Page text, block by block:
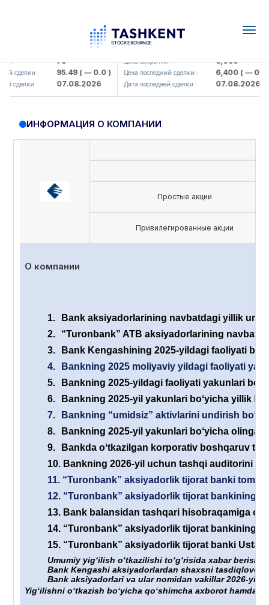
: 79
сделки : 95.49( — 0.0 )
сделки : 07.08.2026
UZMK (<O'zmetkombinat> AJ)
Цена закрытия : 6,099
Цена последний сделки : 6,400( — 0.0 )
Дата последней сделки : 07.08.2026
ИНФОРМАЦИЯ О КОМПАНИИ
Простые акции
Привилегированные акции
О компании
1.
Bank aksiyadorlarining navbatdagi yillik
2.
“Turonbank” ATB aksiyadorlarining
3.
Bank Kengashining 2025-yildagi faoliyati
4.
Bankning 2025 moliyaviy yildagi faoliyati
5.
Bankning 2025-yildagi faoliyati yakunlari
6.
Bankning 2025-yil yakunlari boʻyicha yillik
7.
Bankning “umidsiz” aktivlarini undirish
8.
Bankning 2025-yil yakunlari boʻyicha
9.
Bankda oʻtkazilgan korporativ boshqaruv
10. Bankning 2026-yil uchun tashqi auditorini
11. “Turonbank” aksiyadorlik tijorat banki
12. “Turonbank” aksiyadorlik tijorat bankining
13. Bank balansidan tashqari hisobraqamiga
14. “Turonbank” aksiyadorlik tijorat bankining
15. “Turonbank” aksiyadorlik tijorat banki
Umumiy yigʻilish oʻtkazilishi toʻgʻrisida xabar berish
Bank Kengashi aksiyadorlardan shaxsni
Bank aksiyadorlari va ular nomidan vakillar 2026-yil
Yigʻilishni oʻtkazish boʻyicha qoʻshimcha axborot